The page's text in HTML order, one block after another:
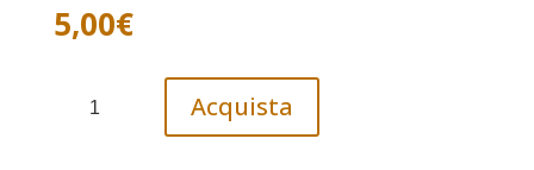
5,00€
extra
Acquista